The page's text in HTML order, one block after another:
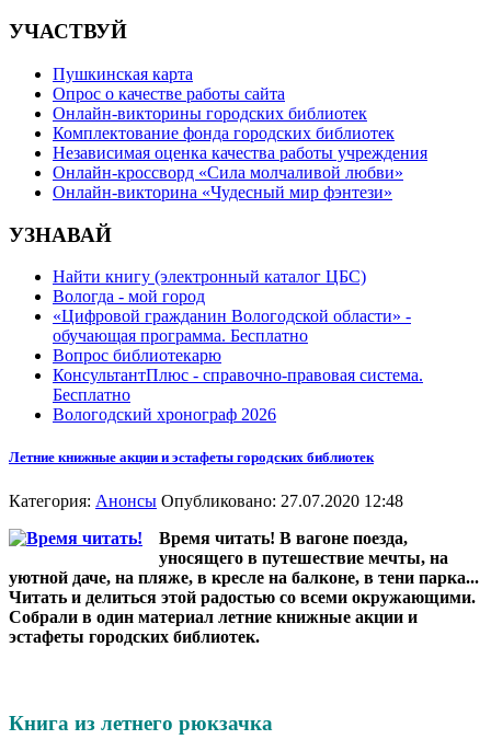
УЧАСТВУЙ
Пушкинская карта
Опрос о качестве работы сайта
Онлайн-викторины городских библиотек
Комплектование фонда городских библиотек
Независимая оценка качества работы учреждения
Онлайн-кроссворд «Сила молчаливой любви»
Онлайн-викторина «Чудесный мир фэнтези»
УЗНАВАЙ
Найти книгу (электронный каталог ЦБС)
Вологда - мой город
«Цифровой гражданин Вологодской области» -
обучающая программа. Бесплатно
Вопрос библиотекарю
КонсультантПлюс - справочно-правовая система.
Бесплатно
Вологодский хронограф 2026
Летние книжные акции и эстафеты городских библиотек
Категория: Анонсы Опубликовано: 27.07.2020 12:48
Время читать! В вагоне поезда,
уносящего в путешествие мечты, на
уютной даче, на пляже, в кресле на балконе, в тени парка...
Читать и делиться этой радостью со всеми окружающими.
Собрали в один материал летние книжные акции и
эстафеты городских библиотек.
Книга из летнего рюкзачка